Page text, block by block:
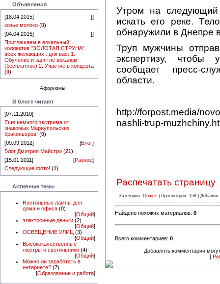
Объявления
[18.04.2015] []
козье молоко (0)
[04.04.2015]
[]
Приглашаем в вокальный
коллектив "ЗОЛОТАЯ СТРУНА"
всех желающих . для вас: 1.
Обучение и занятие вокалом
(бесплатное) 2. Участие в концерта
(0)
Афоризмы
В блоге читают
[07.11.2010]
Еще немного экстрима от
знакомых Мариупольских
браконьеров! (0)
[09.09.2012]
[Блог]
Блог Дмитрия Майстро (21)
[15.01.2011]
[Разное]
Следующие фото! (1)
Активные темы
Настольные лампы для
дома и офиса (0)
[Общий]
электронные деньги (2)
[Общий]
ОСВЕЩЕНИЕ УЛИЦ (3)
[Общий]
Высококачественные
люстры и светильники (4)
[Общий]
Можно ли заработать в
интернете? (7)
[Образование и работа]
Утром на следующий
искать его реке.
обнаружили в Днепре
Труп мужчины
экспертизу, чтобы
сообщает пресс-
области.
http://forpost.media/
nashli-trup-
Распечатать страницу
Категория: Общее | Просмотров: 158 |
Найдено похожих материалов: 0
Всего комментариев: 0
Добавлять комментарии
[